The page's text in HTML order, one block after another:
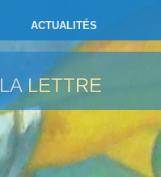
ACTUALITÉS
LA LETTRE